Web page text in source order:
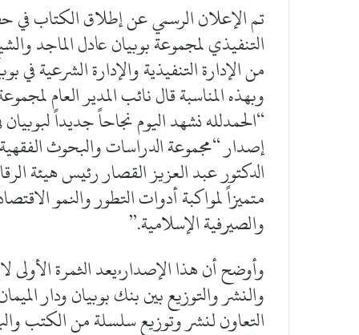
تم الإعلان الرسمي عن إطلاق الكتاب
التنفيذي لمجموعة بوبيان عادل الماجد
من الإدارة التنفيذية والإدارة الشرعية في
وبهذه المناسبة قال نائب المدير العام
“الحمدلله نشهد اليوم نجاحاً جديداً
إصدار “مجموعة الدراسات والبحوث الفقهية
الدكتور عبد العزيز القصار رئيس هيئة
متميزاً لمواكبة أدوات التطور والنمو
والصيرفية الإسلامية.”
وأوضح أن هذا الإصدار ُيعد الثمرة الأولى
والنشر والتوزيع بين بنك بوبيان ودار
التعاون لنشر وتوزيع سلسلة من الكتب